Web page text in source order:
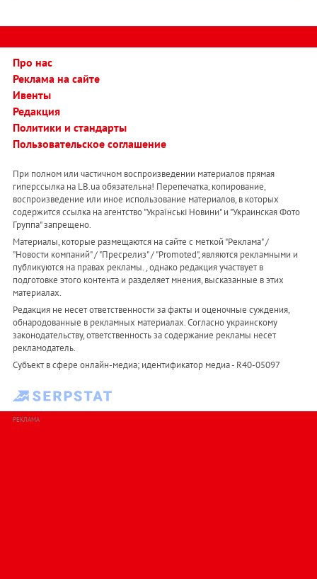
Про нас
Реклама на сайте
Ивенты
Редакция
Политики и стандарты
Пользовательское соглашение
При полном или частичном воспроизведении материалов прямая
гиперссылка на LB.ua обязательна! Перепечатка, копирование,
воспроизведение или иное использование материалов, в которых
содержится ссылка на агентство "Українськi Новини" и "Украинская Фото
Группа" запрещено.
Материалы, которые размещаются на сайте с меткой "Реклама" /
"Новости компаний" / "Пресрелиз" / "Promoted", являются рекламными и
публикуются на правах рекламы. , однако редакция участвует в
подготовке этого контента и разделяет мнения, высказанные в этих
материалах.
Редакция не несет ответственности за факты и оценочные суждения,
обнародованные в рекламных материалах. Согласно украинскому
законодательству, ответственность за содержание рекламы несет
рекламодатель.
Субъект в сфере онлайн-медиа; идентификатор медиа - R40-05097
РЕКЛАМА